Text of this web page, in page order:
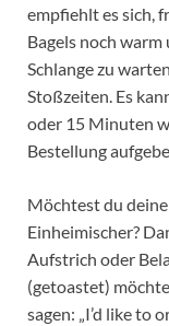
empfiehlt es sich,
Bagels noch warm
Schlange zu
Stoßzeiten. Es
oder 15 Minuten
Bestellung
Möchtest du
Einheimischer?
Aufstrich oder
(getoastet)
sagen: „I’d like to